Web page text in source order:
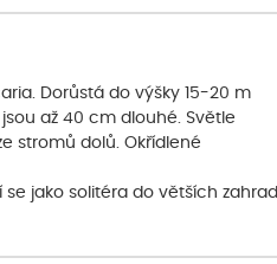
Dorůstá do výšky 15-20 m
až 40 cm dlouhé. Světle
stromů dolů. Okřídlené
jako solitéra do větších zahrad